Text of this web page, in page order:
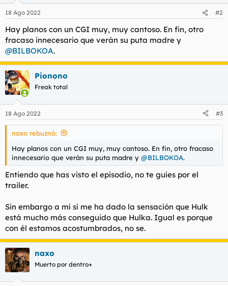
e
:
18 Ago 2022 #2
Hay planos con un CGI muy, muy cantoso. En fin, otro
fracaso innecesario que verán su puta madre y
@BILBOKOA.
Pionono
Freak total
18 Ago 2022 #3
naxo rebuznó:
Hay planos con un CGI muy, muy cantoso. En fin, otro fracaso
innecesario que verán su puta madre y @BILBOKOA.
Entiendo que has visto el episodio, no te guíes por el
trailer.
Sin embargo a mí sí me ha dado la sensación que Hulk
está mucho más conseguido que Hulka. Igual es porque
con él estamos acostumbrados, no se.
naxo
Muerto por dentro+